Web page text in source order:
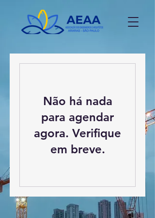
Não há nada
para agendar
agora. Verifique
em breve.